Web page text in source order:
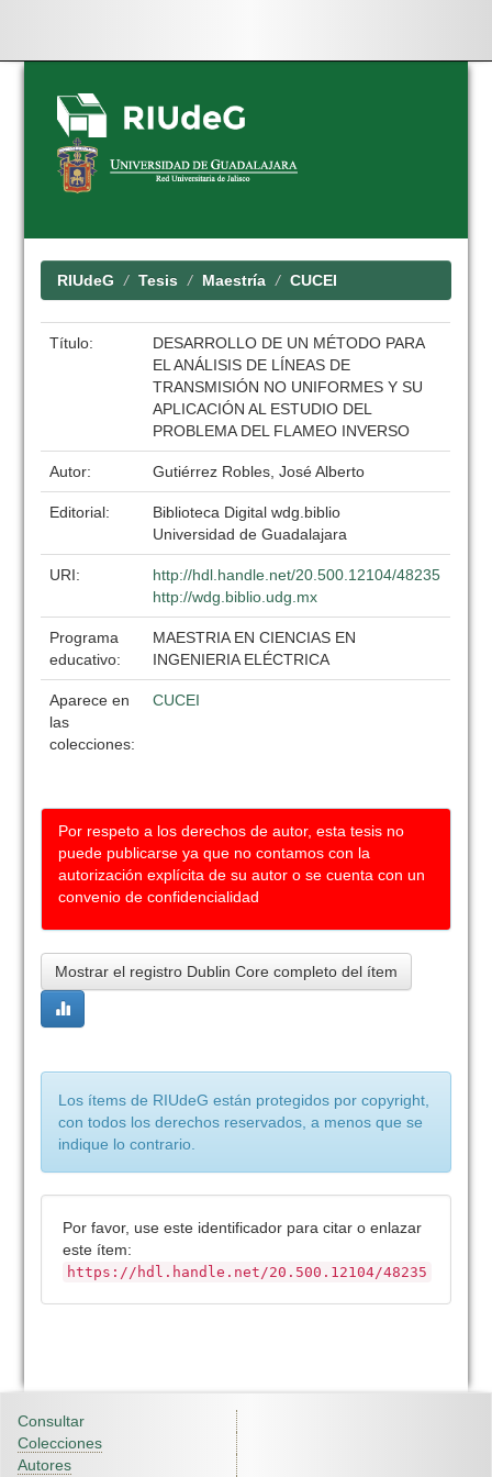
Skip
navigation
RIUdeG Tesis Maestría CUCEI
Título:
DESARROLLO DE UN MÉTODO PARA
EL ANÁLISIS DE LÍNEAS DE
TRANSMISIÓN NO UNIFORMES Y SU
APLICACIÓN AL ESTUDIO DEL
PROBLEMA DEL FLAMEO INVERSO
Autor: Gutiérrez Robles, José Alberto
Editorial:
Biblioteca Digital wdg.biblio
Universidad de Guadalajara
URI:
http://hdl.handle.net/20.500.12104/48235
http://wdg.biblio.udg.mx
Programa
educativo:
MAESTRIA EN CIENCIAS EN
INGENIERIA ELÉCTRICA
Aparece en
las
colecciones:
CUCEI
Por respeto a los derechos de autor, esta tesis no
puede publicarse ya que no contamos con la
autorización explícita de su autor o se cuenta con un
convenio de confidencialidad
Mostrar el registro Dublin Core completo del ítem
Los ítems de RIUdeG están protegidos por copyright,
con todos los derechos reservados, a menos que se
indique lo contrario.
Por favor, use este identificador para citar o enlazar
este ítem:
https://hdl.handle.net/20.500.12104/48235
Consultar
Colecciones
Autores